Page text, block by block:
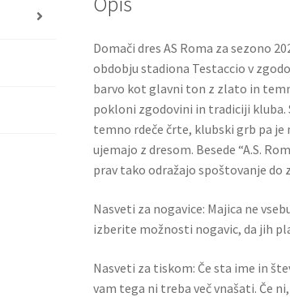
Domači dres AS Roma za sezono
obdobju stadiona Testaccio v
barvo kot glavni ton z zlato in
pokloni zgodovini in tradiciji kluba.
temno rdeče črte, klubski grb pa je
ujemajo z dresom. Besede “A.S.
prav tako odražajo spoštovanje do
Nasveti za nogavice: Majica ne
izberite možnosti nogavic, da jih
Nasveti za tiskom: Če sta ime in
vam tega ni treba več vnašati. Če